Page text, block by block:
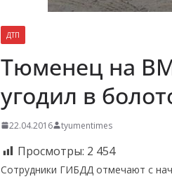
ДТП
Тюменец на
угодил в
22.04.2016 tyumentimes
Просмотры: 2 454
Сотрудники ГИБДД отмечают с